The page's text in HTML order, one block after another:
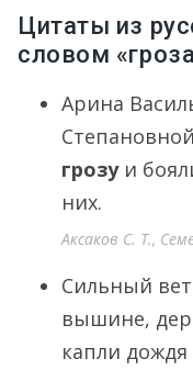
Цитаты из
словом
Арина
грозуи
них.
Аксаков С. Т.,
Сильный
вышине,
капли дождя